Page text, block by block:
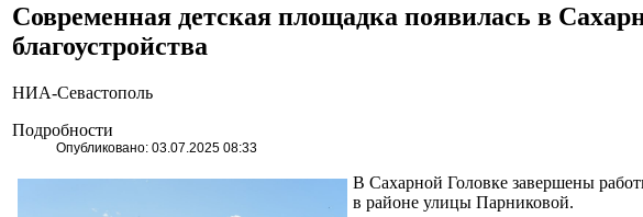
Современная детская площадка появилась в
благоустройства
НИА-Севастополь
Подробности
Опубликовано: 03.07.2025 08:33
В Сахарной Головке завершены
в районе улицы Парниковой.